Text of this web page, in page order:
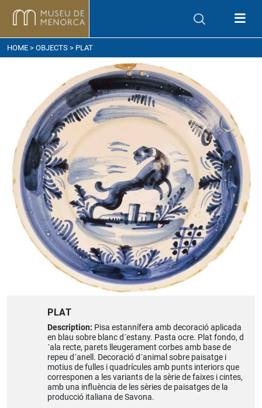
to get here
HOME > OBJECTS > PLAT
PLAT
Description: Pisa estannífera amb decoració aplicada
en blau sobre blanc d´estany. Pasta ocre. Plat fondo, d
´ala recte, parets lleugerament corbes amb base de
repeu d´anell. Decoració d´animal sobre paisatge i
motius de fulles i quadrícules amb punts interiors que
corresponen a les variants de la sèrie de faixes i cintes,
amb una influència de les sèries de paisatges de la
producció italiana de Savona.